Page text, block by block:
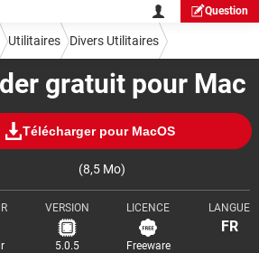
Question
gratuit pour Mac
Télécharger pour MacOS
(8,5 Mo)
VERSION
5.0.5
LICENCE
Freeware
LANGUE
FR
Utilitaires Divers Utilitaires